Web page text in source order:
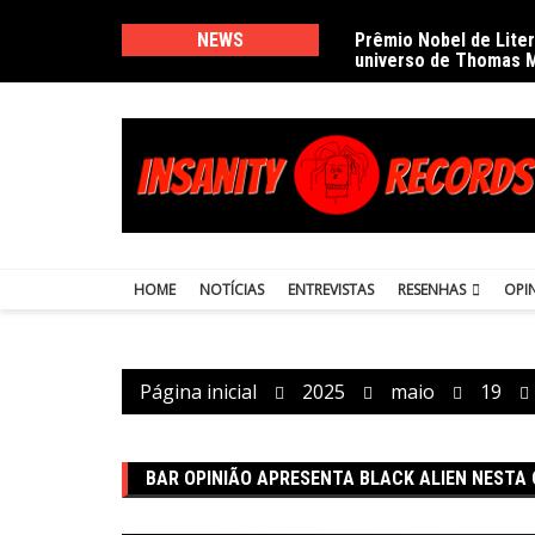
conteúdo
NEWS
Prêmio Nobel de
universo de Thomas
HOME NOTÍCIAS ENTREVISTAS RESENHAS
Página inicial 2025 maio 19
BAR OPINIÃO APRESENTA BLACK ALIEN NESTA